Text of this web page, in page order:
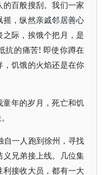
百般搜刮。我们一家
，纵然亲戚邻居善心
际，挨饿个把月，是
抗的痛苦! 即使你蹲在
饥饿的火焰还是在你
年的岁月，死亡和饥
自一人跑到徐州，寻找
兄弟接上线。几位集
接收大员，都有一大